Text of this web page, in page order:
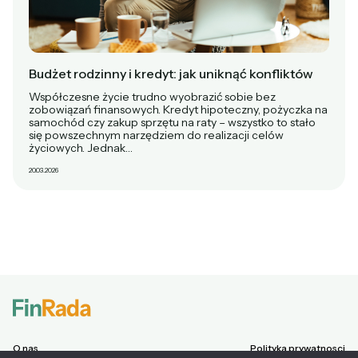
Budżet rodzinny i kredyt: jak uniknąć konfliktów
Współczesne życie trudno wyobrazić sobie bez
zobowiązań finansowych. Kredyt hipoteczny, pożyczka na
samochód czy zakup sprzętu na raty – wszystko to stało
się powszechnym narzędziem do realizacji celów
życiowych. Jednak…
20.03.2026
O nas
Polityka prywatnosci